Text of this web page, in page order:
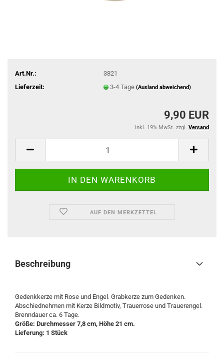
Art.Nr.:
3821
Lieferzeit:
3-4 Tage (Ausland abweichend)
9,90 EUR
inkl. 19% MwSt. zzgl. Versand
AUF DEN MERKZETTEL
Beschreibung
Gedenkkerze mit Rose und Engel. Grabkerze zum Gedenken.
Abschiednehmen mit Kerze Bildmotiv, Trauerrose und Trauerengel.
Brenndauer ca. 6 Tage.
Größe: Durchmesser 7,8 cm, Höhe 21 cm.
Lieferung: 1 Stück